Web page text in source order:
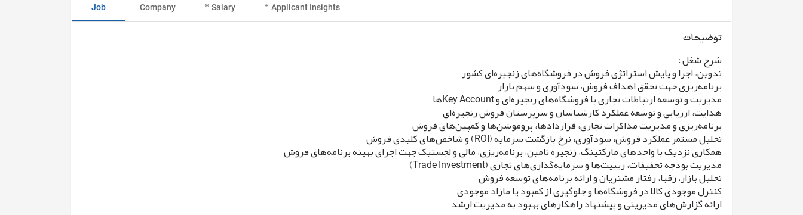
Job Company Salary Applicant Insights
توضیحات
شرح شغل :
تدوین، اجرا و پایش استراتژی فروش در فروشگاه‌های زنجیره‌ای کشور
برنامه‌ریزی جهت تحقق اهداف فروش، سودآوری و سهم بازار
مدیریت و توسعه ارتباطات تجاری با فروشگاه‌های زنجیره‌ای و Key Accountها
هدایت، ارزیابی و توسعه عملکرد کارشناسان و سرپرستان فروش زنجیره‌ای
برنامه‌ریزی و مدیریت مذاکرات تجاری، قراردادها، پروموشن‌ها و کمپین‌های فروش
تحلیل مستمر عملکرد فروش، سودآوری، نرخ بازگشت سرمایه (ROI) و شاخص‌های کلیدی فروش
همکاری نزدیک با واحدهای مارکتینگ، زنجیره تامین، برنامه‌ریزی، مالی و لجستیک جهت اجرای بهینه برنامه‌های فروش
مدیریت بودجه تخفیفات، ریبیت‌ها و سرمایه‌گذاری‌های تجاری (Trade Investment)
تحلیل بازار، رقبا، رفتار مشتریان و ارائه برنامه‌های توسعه فروش
کنترل موجودی کالا در فروشگاه‌ها و جلوگیری از کمبود یا مازاد موجودی
ارائه گزارش‌های مدیریتی و پیشنهاد راهکارهای بهبود به مدیریت ارشد